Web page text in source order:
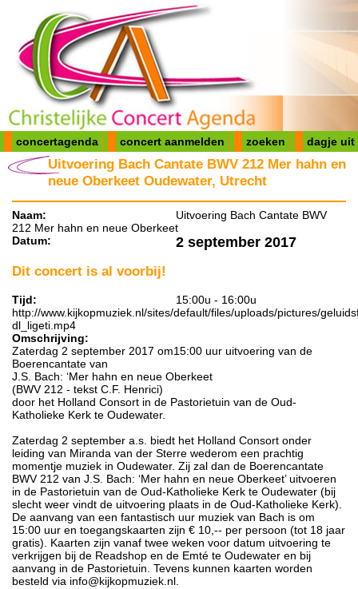
concertagenda concert aanmelden zoeken dagje uit
Uitvoering Bach Cantate BWV 212 Mer hahn en
neue Oberkeet Oudewater, Utrecht
Naam:
Uitvoering Bach Cantate BWV
212 Mer hahn en neue Oberkeet
Datum:
2 september 2017
Dit concert is al voorbij!
Tijd:
15:00u - 16:00u
http://www.kijkopmuziek.nl/sites/default/files/uploads/pictures/
dl_ligeti.mp4
Omschrijving:
Zaterdag 2 september 2017 om15:00 uur uitvoering van de
Boerencantate van
J.S. Bach: ‘Mer hahn en neue Oberkeet
(BWV 212 - tekst C.F. Henrici)
door het Holland Consort in de Pastorietuin van de Oud-
Katholieke Kerk te Oudewater.
Zaterdag 2 september a.s. biedt het Holland Consort onder
leiding van Miranda van der Sterre wederom een prachtig
momentje muziek in Oudewater. Zij zal dan de Boerencantate
BWV 212 van J.S. Bach: ‘Mer hahn en neue Oberkeet’ uitvoeren
in de Pastorietuin van de Oud-Katholieke Kerk te Oudewater (bij
slecht weer vindt de uitvoering plaats in de Oud-Katholieke Kerk).
De aanvang van een fantastisch uur muziek van Bach is om
15:00 uur en toegangskaarten zijn € 10,-- per persoon (tot 18 jaar
gratis). Kaarten zijn vanaf twee weken voor datum uitvoering te
verkrijgen bij de Readshop en de Emté te Oudewater en bij
aanvang in de Pastorietuin. Tevens kunnen kaarten worden
besteld via info@kijkopmuziek.nl.